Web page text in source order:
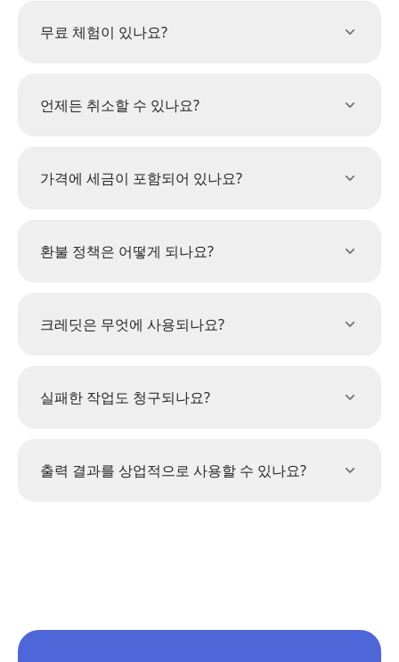
무료 체험이 있나요?
언제든 취소할 수 있나요?
가격에 세금이 포함되어 있나요?
환불 정책은 어떻게 되나요?
크레딧은 무엇에 사용되나요?
실패한 작업도 청구되나요?
출력 결과를 상업적으로 사용할 수 있나요?